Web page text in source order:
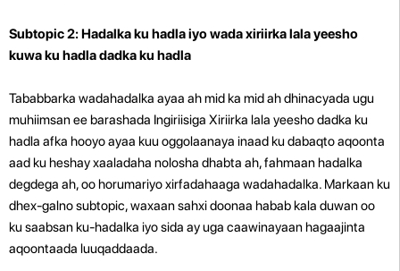
Subtopic 2: Hadalka ku hadla iyo wada xiriirka lala yeesho
kuwa ku hadla dadka ku hadla
Tababbarka wadahadalka ayaa ah mid ka mid ah dhinacyada ugu
muhiimsan ee barashada Ingiriisiga Xiriirka lala yeesho dadka ku
hadla afka hooyo ayaa kuu oggolaanaya inaad ku dabaqto aqoonta
aad ku heshay xaaladaha nolosha dhabta ah, fahmaan hadalka
degdega ah, oo horumariyo xirfadahaaga wadahadalka. Markaan ku
dhex-galno subtopic, waxaan sahxi doonaa habab kala duwan oo
ku saabsan ku-hadalka iyo sida ay uga caawinayaan hagaajinta
aqoontaada luuqaddaada.